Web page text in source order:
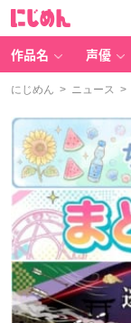
作品名 声優
にじめん > ニュース >